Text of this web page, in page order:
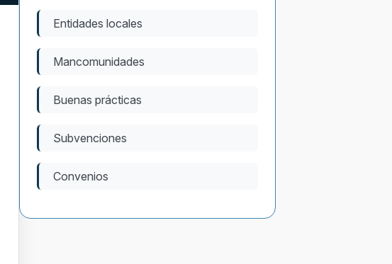
Entidades locales
Mancomunidades
Buenas prácticas
Subvenciones
Convenios